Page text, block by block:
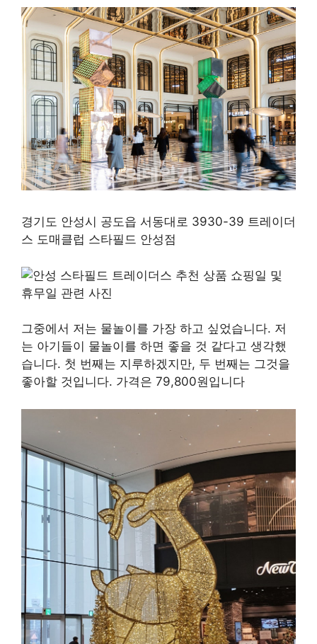
경기도 안성시 공도읍 서동대로 3930-39 트레이더
스 도매클럽 스타필드 안성점
그중에서 저는 물놀이를 가장 하고 싶었습니다. 저
는 아기들이 물놀이를 하면 좋을 것 같다고 생각했
습니다. 첫 번째는 지루하겠지만, 두 번째는 그것을
좋아할 것입니다. 가격은 79,800원입니다